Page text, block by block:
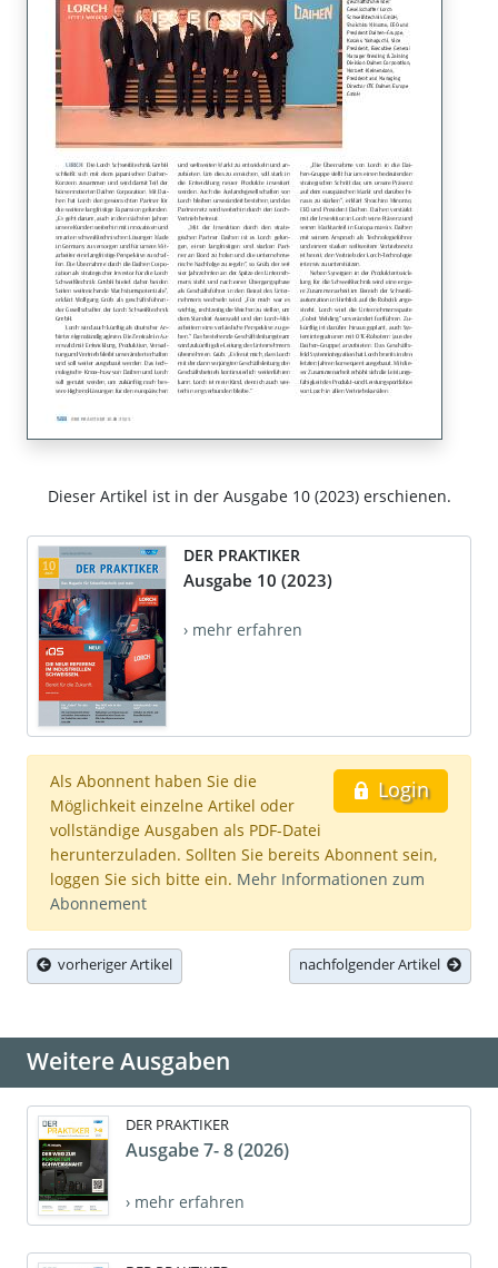
Dieser Artikel ist in der Ausgabe 10 (2023) erschienen.
DER PRAKTIKER
Ausgabe 10 (2023)
› mehr erfahren
Login
Als Abonnent haben Sie die
Möglichkeit einzelne Artikel oder
vollständige Ausgaben als PDF-Datei
herunterzuladen. Sollten Sie bereits Abonnent sein,
loggen Sie sich bitte ein. Mehr Informationen zum
Abonnement
vorheriger Artikel nachfolgender Artikel
Weitere Ausgaben
DER PRAKTIKER
Ausgabe 7- 8 (2026)
› mehr erfahren